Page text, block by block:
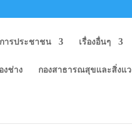
ารประชาชน เรื่องอื่นๆ
งช่าง กองสาธารณสุขและสิ่งแ